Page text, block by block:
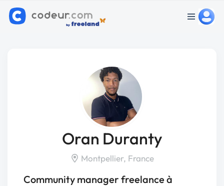
Oran Duranty
Montpellier, France
Community manager freelance à